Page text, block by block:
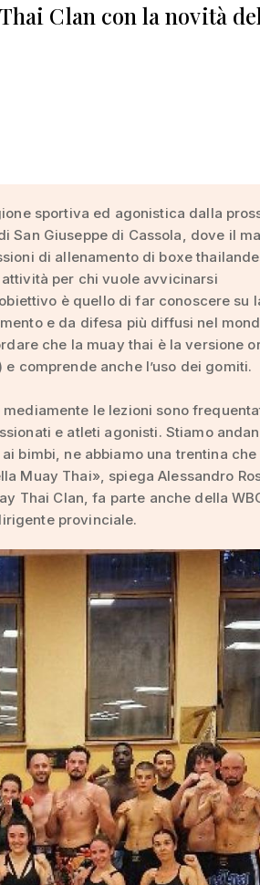
Clan con la novità
sportiva ed agonistica dalla
San Giuseppe di Cassola, dove il
di allenamento di boxe
per chi vuole avvicinarsi
è quello di far conoscere su
e da difesa più diffusi nel
che la muay thai è la versione
comprende anche l’uso dei gomiti.
le lezioni sono
e atleti agonisti. Stiamo
bimbi, ne abbiamo una trentina che
Muay Thai», spiega Alessandro
Thai Clan, fa parte anche della
provinciale.